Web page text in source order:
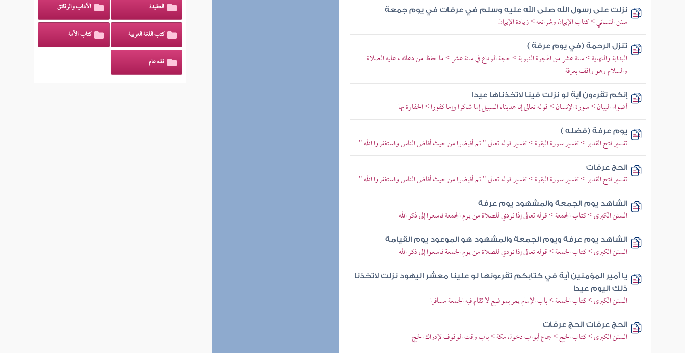
نزلت على رسول الله صلى الله عليه وسلم في عرفات في يوم جمعة
سنن النسائي > كتاب الإيمان وشرائعه > زيادة الإيمان
تنزل الرحمة (في يوم عرفة )
البداية والنهاية > سنة عشر من الهجرة النبوية > حجة الوداع في سنة عشر > ما حفظ من دعائه ، عليه الصلاة
والسلام وهو واقف بعرفة
إنكم تقرءون آية لو نزلت فينا لاتخذناها عيدا
أضواء البيان > سورة الإنسان > قوله تعالى إنا هديناه السبيل إما شاكرا وإما كفورا > الحفاوة بها
يوم عرفة (فضله )
تفسير فتح القدير > تفسير سورة البقرة > تفسير قوله تعالى " ثم أفيضوا من حيث أفاض الناس واستغفروا الله "
الحج عرفات
تفسير فتح القدير > تفسير سورة البقرة > تفسير قوله تعالى " ثم أفيضوا من حيث أفاض الناس واستغفروا الله "
الشاهد يوم الجمعة والمشهود يوم عرفة
السنن الكبرى > كتاب الجمعة > قوله تعالى إذا نودي للصلاة من يوم الجمعة فاسعوا إلى ذكر الله
الشاهد يوم عرفة ويوم الجمعة والمشهود هو الموعود يوم القيامة
السنن الكبرى > كتاب الجمعة > قوله تعالى إذا نودي للصلاة من يوم الجمعة فاسعوا إلى ذكر الله
يا أمير المؤمنين آية في كتابكم تقرءونها لو علينا معشر اليهود نزلت لاتخذنا
ذلك اليوم عيدا
السنن الكبرى > كتاب الجمعة > باب الإمام يمر بموضع لا تقام فيه الجمعة مسافرا
الحج عرفات الحج عرفات
السنن الكبرى > كتاب الحج > جماع أبواب دخول مكة > باب وقت الوقوف لإدراك الحج
العقيدة الآداب والرقائق
كتب اللغة العربية كتاب الأمة
فقه عام